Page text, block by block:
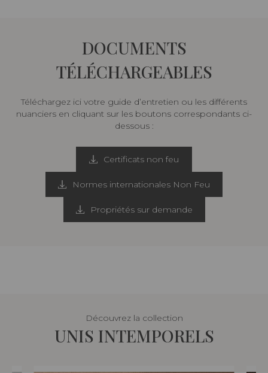
DOCUMENTS
TÉLÉCHARGEABLES
Téléchargez ici votre guide d’entretien ou les différents
nuanciers en cliquant sur les boutons correspondants ci-
dessous :
Certificats non feu
Normes internationales Non Feu
Propriétés sur demande
Découvrez la collection
UNIS INTEMPORELS